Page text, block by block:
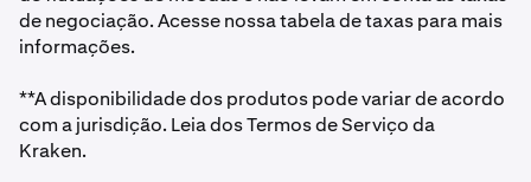
de negociação. Acesse nossa tabela de taxas para mais
informações.
**A disponibilidade dos produtos pode variar de acordo
com a jurisdição. Leia dos Termos de Serviço da
Kraken.